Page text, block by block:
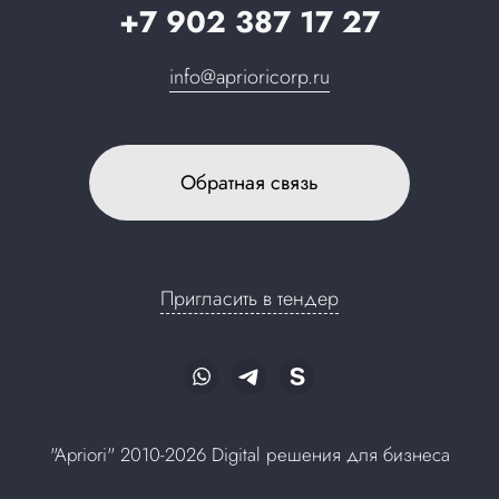
+7 902 387 17 27
info@aprioricorp.ru
Обратная связь
Пригласить в тендер
"Apriori" 2010-2026 Digital решения для бизнеса